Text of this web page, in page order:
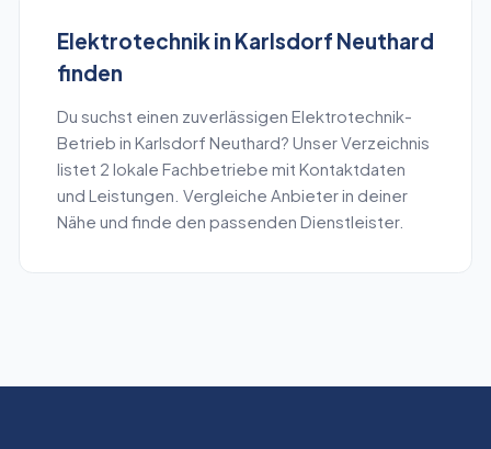
Elektrotechnikin Karlsdorf Neuthard
finden
Du suchst einen zuverlässigen Elektrotechnik-
Betrieb in Karlsdorf Neuthard? Unser Verzeichnis
listet 2 lokale Fachbetriebe mit Kontaktdaten
und Leistungen. Vergleiche Anbieter in deiner
Nähe und finde den passenden Dienstleister.